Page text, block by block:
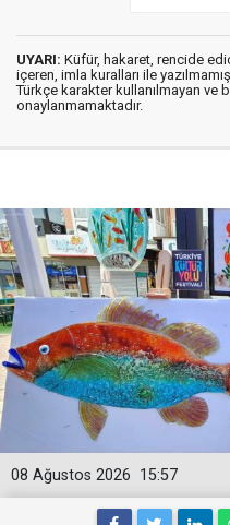
UYARI: Küfür, hakaret, rencide
içeren, imla kuralları ile
Türkçe karakter kullanılmayan ve
onaylanmamaktadır.
15:57
08 Ağustos 2026